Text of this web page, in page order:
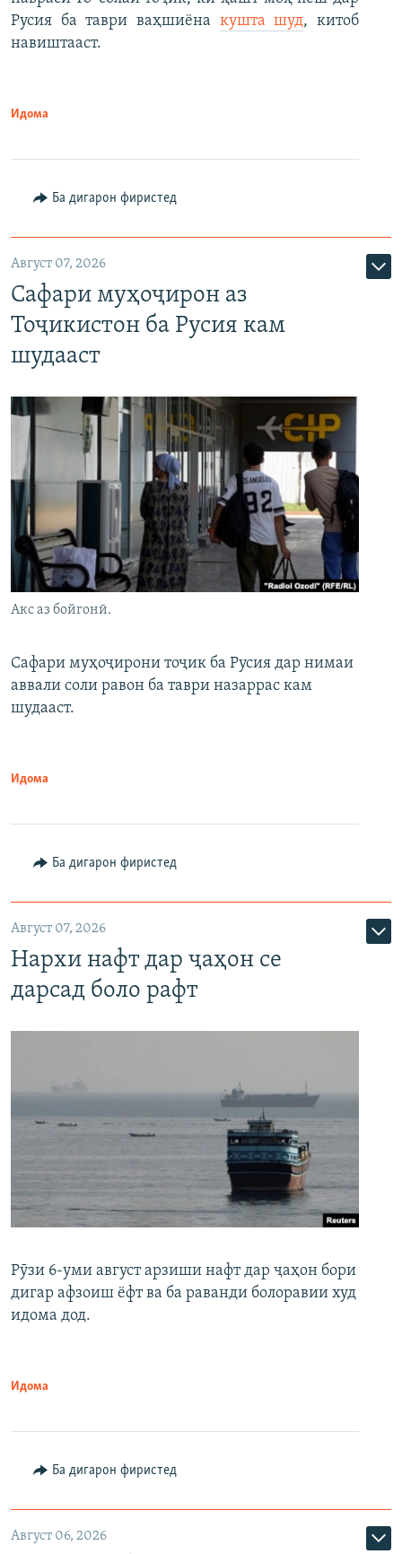
Русия ба таври ваҳшиёна кушта шуд, китоб
навиштааст.
Идома
Ба дигарон фиристед
Август 07, 2026
Сафари муҳоҷирон аз
Тоҷикистон ба Русия кам
шудааст
Акс аз бойгонӣ.
Сафари муҳоҷирони тоҷик ба Русия дар нимаи
аввали соли равон ба таври назаррас кам
шудааст.
Идома
Ба дигарон фиристед
Август 07, 2026
Нархи нафт дар ҷаҳон се
дарсад боло рафт
Рӯзи 6-уми август арзиши нафт дар ҷаҳон бори
дигар афзоиш ёфт ва ба раванди болоравии худ
идома дод.
Идома
Ба дигарон фиристед
Август 06, 2026